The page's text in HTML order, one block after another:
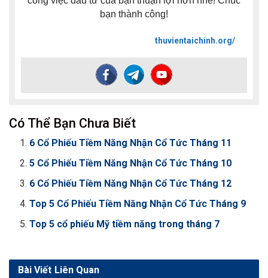
bạn thành công!
thuvientaichinh.org/
Có Thể Bạn Chưa Biết
6 Cổ Phiếu Tiềm Năng Nhận Cổ Tức Tháng 11
5 Cổ Phiếu Tiềm Năng Nhận Cổ Tức Tháng 10
6 Cổ Phiếu Tiềm Năng Nhận Cổ Tức Tháng 12
Top 5 Cổ Phiếu Tiềm Năng Nhận Cổ Tức Tháng 9
Top 5 cổ phiếu Mỹ tiềm năng trong tháng 7
Liên Quan
Bài Viết